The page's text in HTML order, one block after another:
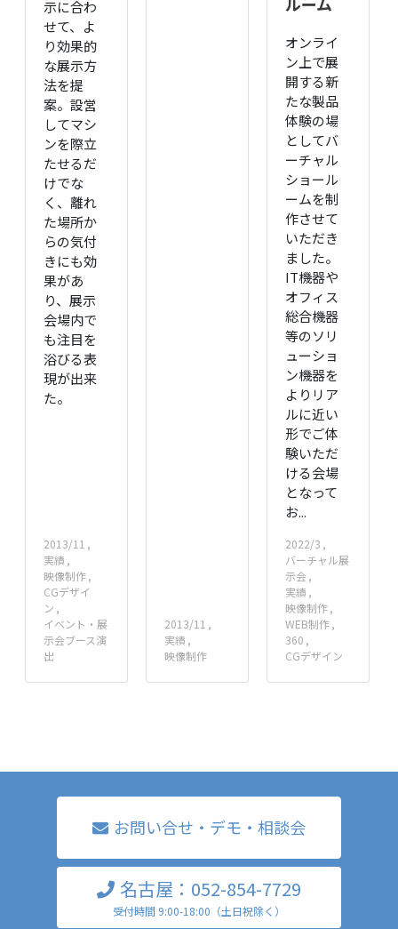
示に合わ
せて、よ
り効果的
な展示方
法を提
案。設営
してマシ
ンを際立
たせるだ
けでな
く、離れ
た場所か
らの気付
きにも効
果があ
り、展示
会場内で
も注目を
浴びる表
現が出来
た。
2013/11
実績
映像制作
CGデザイ
ン
イベント・展
示会ブース演
出
2013/11
実績
映像制作
オンライ
ン上で展
開する新
たな製品
体験の場
としてバ
ーチャル
ショール
ームを制
作させて
いただき
ました。
IT機器や
オフィス
総合機器
等のソリ
ューショ
ン機器を
よりリア
ルに近い
形でご体
験いただ
ける会場
となって
お...
2022/3
バーチャル展
示会
実績
映像制作
WEB制作
360
CGデザイン
お問い合せ・デモ・相談会
名古屋：052-854-7729
受付時間 9:00-18:00（土日祝除く）